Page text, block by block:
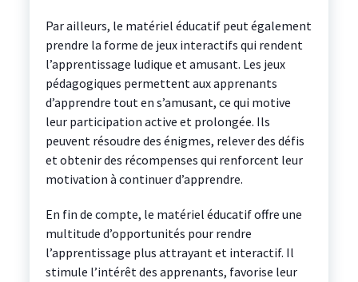
Par ailleurs, le matériel éducatif peut également
prendre la forme de jeux interactifs qui rendent
l’apprentissage ludique et amusant. Les jeux
pédagogiques permettent aux apprenants
d’apprendre tout en s’amusant, ce qui motive
leur participation active et prolongée. Ils
peuvent résoudre des énigmes, relever des défis
et obtenir des récompenses qui renforcent leur
motivation à continuer d’apprendre.
En fin de compte, le matériel éducatif offre une
multitude d’opportunités pour rendre
l’apprentissage plus attrayant et interactif. Il
stimule l’intérêt des apprenants, favorise leur